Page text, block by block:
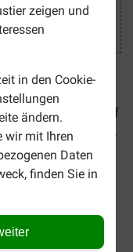
zeigen und
in den Cookie-
ändern.
wir mit Ihren
Daten
finden Sie in
ist eine
für Hunde und
hellem Fell, die auf
werden kann.
geruchlos.